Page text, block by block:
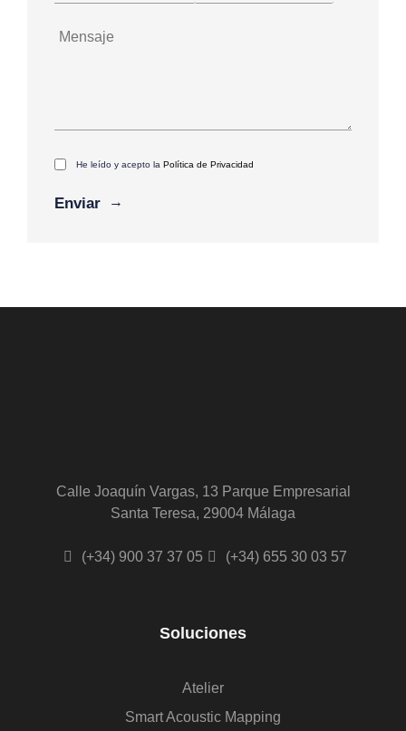
He leído y acepto la Política de Privacidad
Calle Joaquín Vargas, 13 Parque Empresarial
Santa Teresa, 29004 Málaga
(+34) 900 37 37 05 (+34) 655 30 03 57
Soluciones
Atelier
Smart Acoustic Mapping